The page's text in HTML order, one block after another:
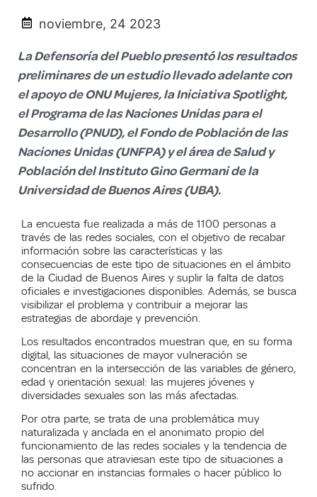
noviembre, 24 2023
La Defensoría del Pueblo presentó los resultados
preliminares de un estudio llevado adelante con
el apoyo de ONU Mujeres, la Iniciativa Spotlight,
el Programa de las Naciones Unidas para el
Desarrollo (PNUD), el Fondo de Población de las
Naciones Unidas (UNFPA) y el área de Salud y
Población del Instituto Gino Germani de la
Universidad de Buenos Aires (UBA).
La encuesta fue realizada a más de 1100 personas a
través de las redes sociales, con el objetivo de recabar
información sobre las características y las
consecuencias de este tipo de situaciones en el ámbito
de la Ciudad de Buenos Aires y suplir la falta de datos
oficiales e investigaciones disponibles. Además, se busca
visibilizar el problema y contribuir a mejorar las
estrategias de abordaje y prevención.
Los resultados encontrados muestran que, en su forma
digital, las situaciones de mayor vulneración se
concentran en la intersección de las variables de género,
edad y orientación sexual: las mujeres jóvenes y
diversidades sexuales son las más afectadas.
Por otra parte, se trata de una problemática muy
naturalizada y anclada en el anonimato propio del
funcionamiento de las redes sociales y la tendencia de
las personas que atraviesan este tipo de situaciones a
no accionar en instancias formales o hacer público lo
sufrido.